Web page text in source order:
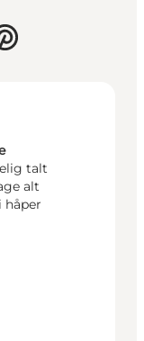
talt
alt
håper